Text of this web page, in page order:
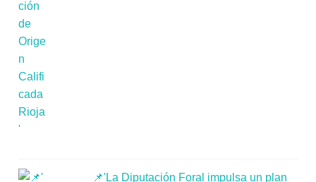
📌'La Diputación Foral impulsa un plan